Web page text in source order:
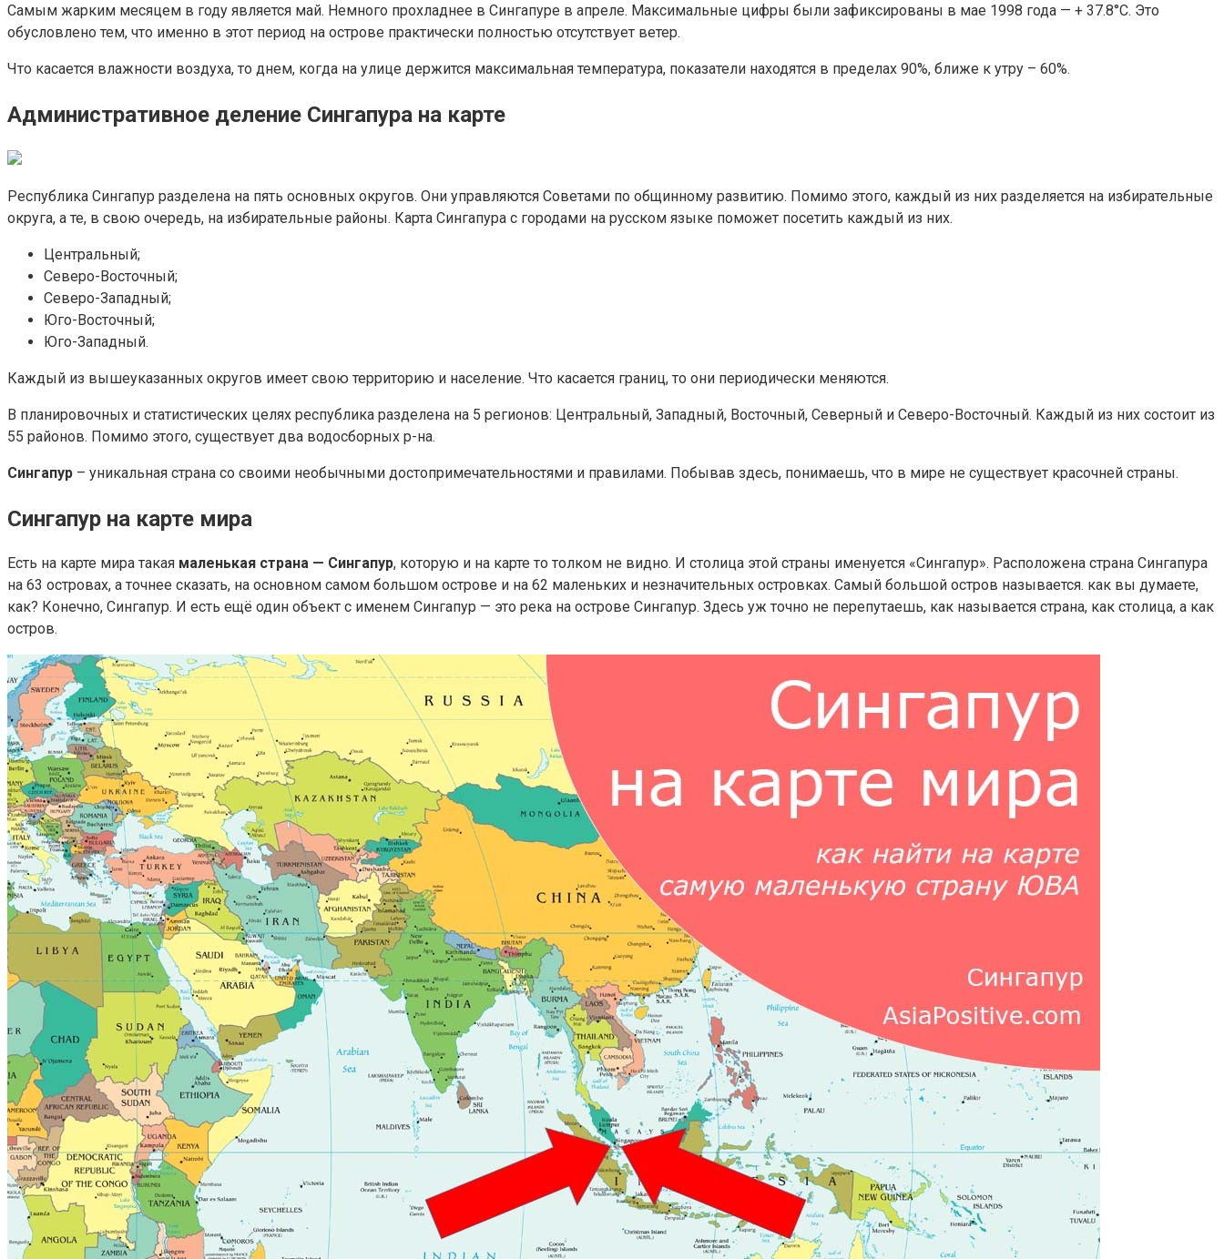
Самым жарким месяцем в году является май. Немного прохладнее в Сингапуре в апреле. Максимальные цифры были зафиксированы в мае 1998 года — + 37.8°С. Это
обусловлено тем, что именно в этот период на острове практически полностью отсутствует ветер.
Что касается влажности воздуха, то днем, когда на улице держится максимальная температура, показатели находятся в пределах 90%, ближе к утру – 60%.
Административное деление Сингапура на карте
Республика Сингапур разделена на пять основных округов. Они управляются Советами по общинному развитию. Помимо этого, каждый из них разделяется на избирательные
округа, а те, в свою очередь, на избирательные районы. Карта Сингапура с городами на русском языке поможет посетить каждый из них.
Центральный;
Северо-Восточный;
Северо-Западный;
Юго-Восточный;
Юго-Западный.
Каждый из вышеуказанных округов имеет свою территорию и население. Что касается границ, то они периодически меняются.
В планировочных и статистических целях республика разделена на 5 регионов: Центральный, Западный, Восточный, Северный и Северо-Восточный. Каждый из них состоит из
55 районов. Помимо этого, существует два водосборных р-на.
Сингапур – уникальная страна со своими необычными достопримечательностями и правилами. Побывав здесь, понимаешь, что в мире не существует красочней страны.
Сингапур на карте мира
Есть на карте мира такая маленькая страна — Сингапур, которую и на карте то толком не видно. И столица этой страны именуется «Сингапур». Расположена страна Сингапура
на 63 островах, а точнее сказать, на основном самом большом острове и на 62 маленьких и незначительных островках. Самый большой остров называется. как вы думаете,
как? Конечно, Сингапур. И есть ещё один объект с именем Сингапур — это река на острове Сингапур. Здесь уж точно не перепутаешь, как называется страна, как столица, а как
остров.